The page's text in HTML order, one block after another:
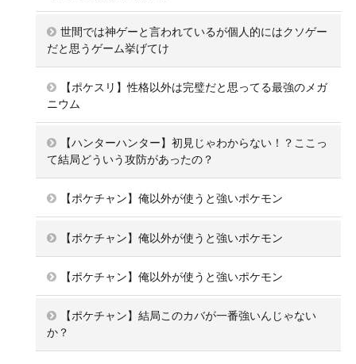
世間では神ゲーと言われているが個人的にはクソゲー
だと思うゲーム挙げてけ
【ポケスリ】性格以外は完璧だと思ってる最強のメガ
ニウム
【ハンターハンター】初見じゃわからない！？ここっ
て結局どういう攻防があったの？
【ポケチャン】俺以外が使うと強いポケモン
【ポケチャン】俺以外が使うと強いポケモン
【ポケチャン】俺以外が使うと強いポケモン
【ポケチャン】結局このカバが一番強いんじゃない
か？